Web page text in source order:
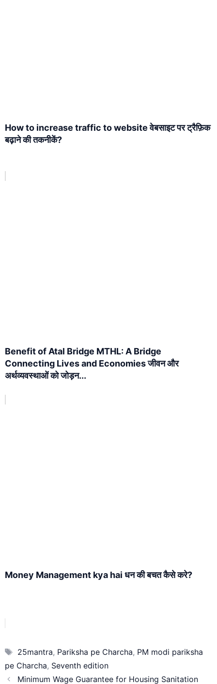
How to increase traffic to website वेबसाइट पर ट्रैफ़िक
बढ़ाने की तकनीकें?
Benefit of Atal Bridge MTHL: A Bridge
Connecting Lives and Economies जीवन और
अर्थव्यवस्थाओं को जोड़न...
Money Management kya hai धन की बचत कैसे करे?
Tags
25mantra, Pariksha pe Charcha, PM modi pariksha
pe Charcha, Seventh edition
Minimum Wage Guarantee for Housing Sanitation